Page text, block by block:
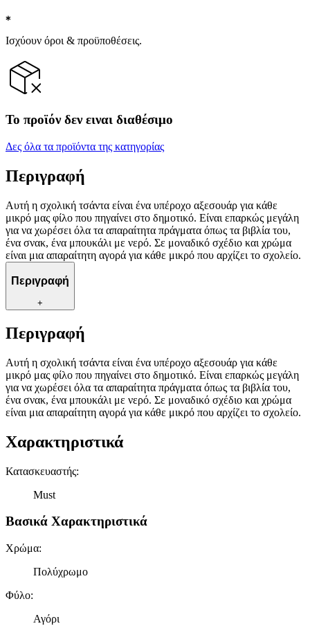
Ισχύουν όροι & προϋποθέσεις.
Το προϊόν δεν ειναι διαθέσιμο
Δες όλα τα προϊόντα της κατηγορίας
Περιγραφή
Αυτή η σχολική τσάντα είναι ένα υπέροχο αξεσουάρ για κάθε
μικρό μας φίλο που πηγαίνει στο δημοτικό. Είναι επαρκώς μεγάλη
για να χωρέσει όλα τα απαραίτητα πράγματα όπως τα βιβλία του,
ένα σνακ, ένα μπουκάλι με νερό. Σε μοναδικό σχέδιο και χρώμα
είναι μια απαραίτητη αγορά για κάθε μικρό που αρχίζει το σχολείο.
Περιγραφή
+
Περιγραφή
Αυτή η σχολική τσάντα είναι ένα υπέροχο αξεσουάρ για κάθε
μικρό μας φίλο που πηγαίνει στο δημοτικό. Είναι επαρκώς μεγάλη
για να χωρέσει όλα τα απαραίτητα πράγματα όπως τα βιβλία του,
ένα σνακ, ένα μπουκάλι με νερό. Σε μοναδικό σχέδιο και χρώμα
είναι μια απαραίτητη αγορά για κάθε μικρό που αρχίζει το σχολείο.
Χαρακτηριστικά
Κατασκευαστής:
Must
Βασικά Χαρακτηριστικά
Χρώμα:
Πολύχρωμο
Φύλο:
Αγόρι